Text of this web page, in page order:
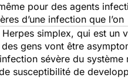
pour des agents
d’une infection que
Herpes simplex, qui est
gens vont être
sévère du
susceptibilité de